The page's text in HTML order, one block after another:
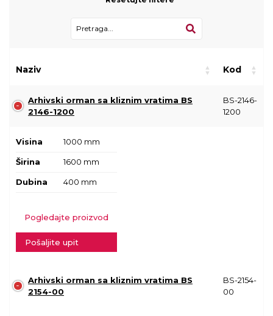
Naziv Kod
Arhivski orman sa kliznim vratima BS
2146-1200
BS-2146-
1200
Visina 1000 mm
Širina 1600 mm
Dubina 400 mm
Pogledajte proizvod
Pošaljite upit
Arhivski orman sa kliznim vratima BS
2154-00
BS-2154-
00